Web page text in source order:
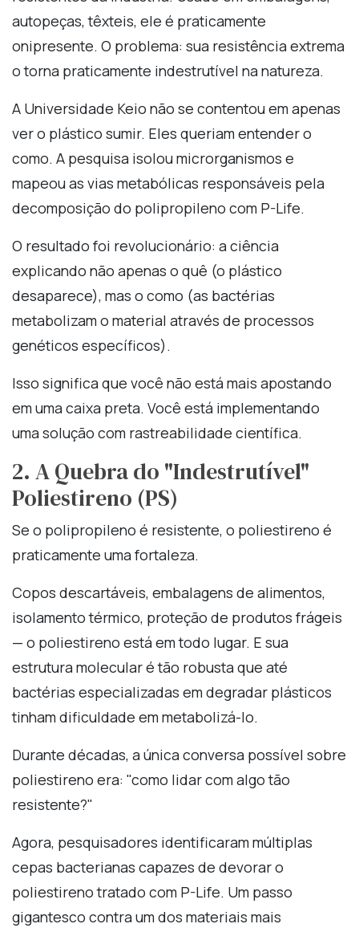
autopeças, têxteis, ele é praticamente
onipresente. O problema: sua resistência extrema
o torna praticamente indestrutível na natureza.
A Universidade Keio não se contentou em apenas
ver o plástico sumir. Eles queriam entender o
como. A pesquisa isolou microrganismos e
mapeou as vias metabólicas responsáveis pela
decomposição do polipropileno com P-Life.
O resultado foi revolucionário: a ciência
explicando não apenas o quê (o plástico
desaparece), mas o como (as bactérias
metabolizam o material através de processos
genéticos específicos).
Isso significa que você não está mais apostando
em uma caixa preta. Você está implementando
uma solução com rastreabilidade científica.
2. A Quebra do "Indestrutível"
Poliestireno (PS)
Se o polipropileno é resistente, o poliestireno é
praticamente uma fortaleza.
Copos descartáveis, embalagens de alimentos,
isolamento térmico, proteção de produtos frágeis
— o poliestireno está em todo lugar. E sua
estrutura molecular é tão robusta que até
bactérias especializadas em degradar plásticos
tinham dificuldade em metabolizá-lo.
Durante décadas, a única conversa possível sobre
poliestireno era: "como lidar com algo tão
resistente?"
Agora, pesquisadores identificaram múltiplas
cepas bacterianas capazes de devorar o
poliestireno tratado com P-Life. Um passo
gigantesco contra um dos materiais mais